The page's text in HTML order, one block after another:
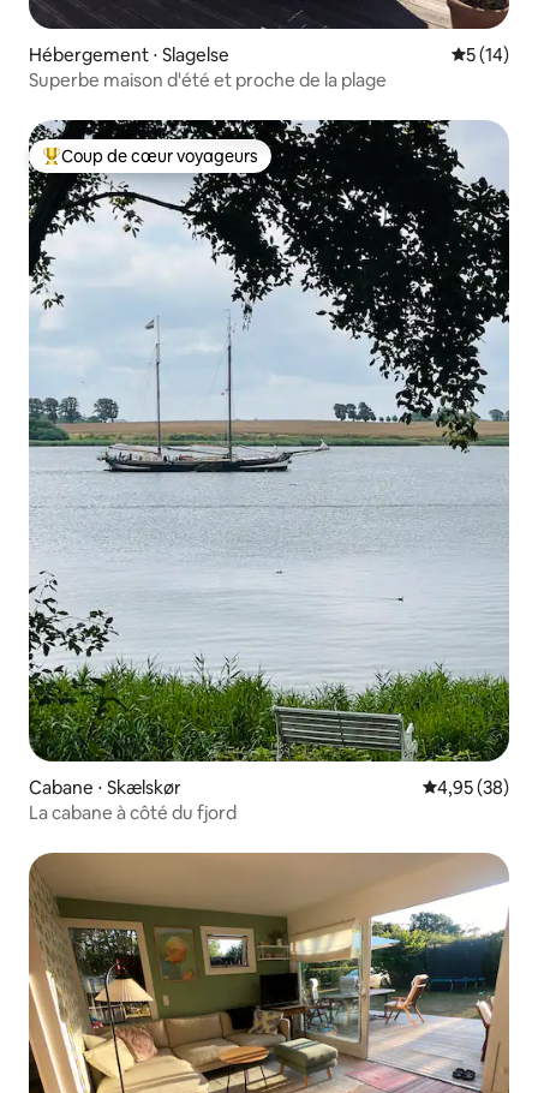
Hébergement ⋅ Slagelse
5 (14)
Superbe maison d'été et proche de la plage
Coups de cœur voyageurs les plus appréciés
Coup de cœur voyageurs
Cabane ⋅ Skælskør Évaluation
4,95 (38)
La cabane à côté du fjord